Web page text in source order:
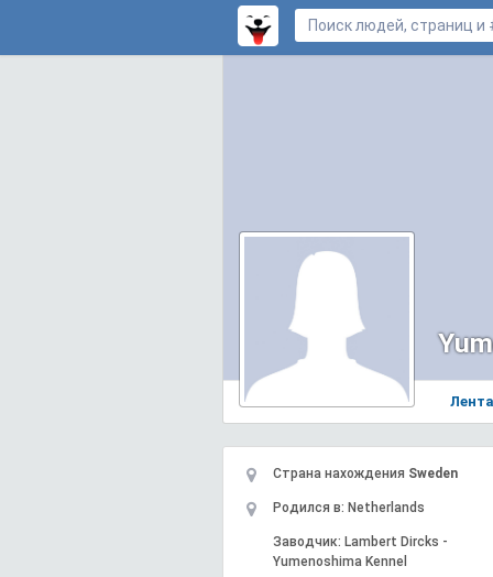
Лента
Страна нахождения Sweden
Родился в: Netherlands
Заводчик: Lambert Dircks -
Yumenoshima Kennel